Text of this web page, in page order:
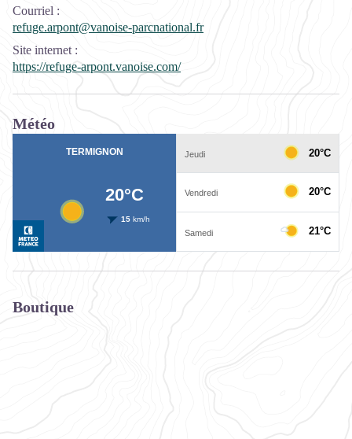
Courriel :
refuge.arpont@vanoise-parcnational.fr
Site internet :
https://refuge-arpont.vanoise.com/
Météo
Boutique